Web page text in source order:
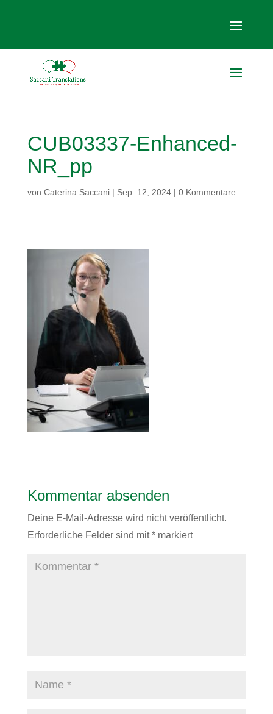
CUB03337-Enhanced-
NR_pp
von Caterina Saccani| Sep. 12, 2024| 0 Kommentare
Kommentar absenden
Deine E-Mail-Adresse wird nicht veröffentlicht.
Erforderliche Felder sind mit*markiert